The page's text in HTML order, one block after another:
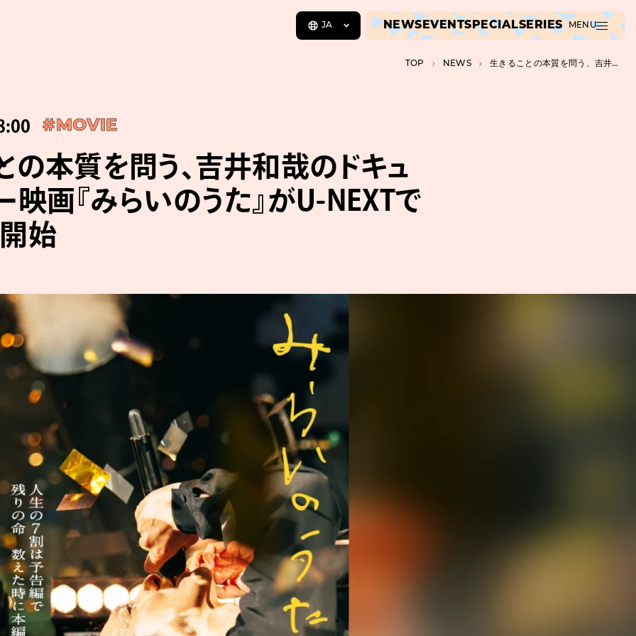
JA NEWS EVENTSPECIALSERIES MENU
TOP NEWS 生きることの本質を問う、吉井和哉のドキュメンタリー映画『みらいのうた』がU-NEXTで独占配信開始
#MOVIE
の本質を問う、吉井和哉のドキュ
映画『みらいのうた』がU-NEXTで
始